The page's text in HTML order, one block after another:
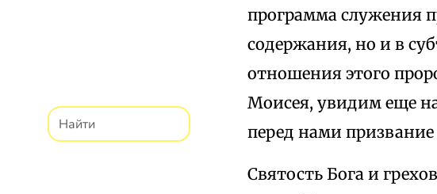
программа служения
содержания, но и в
отношения этого
Моисея, увидим еще
перед нами
Святость Бога и